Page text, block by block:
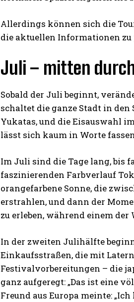
Allerdings können sich die
die aktuellen Informationen zu
Juli – mitten
Sobald der Juli beginnt,
schaltet die ganze Stadt in
Yukatas, und die Eisauswahl
lässt sich kaum in Worte
Im Juli sind die Tage lang, bis
faszinierenden Farbverlauf
orangefarbene Sonne, die
erstrahlen, und dann der
zu erleben, während einem
In der zweiten Julihälfte
Einkaufsstraßen, die mit
Festivalvorbereitungen – die
ganz aufgeregt: „Das ist eine
Freund aus Europa meinte: